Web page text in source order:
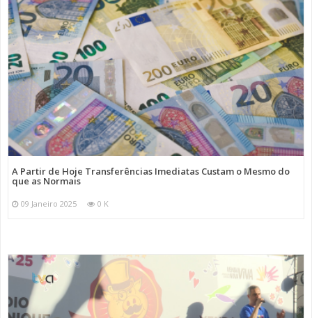
A Partir de Hoje Transferências Imediatas Custam o Mesmo do
que as Normais
09 Janeiro 2025 0 K